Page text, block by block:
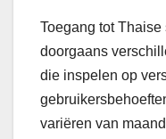
Toegang tot
doorgaans
die inspelen op
variëren van